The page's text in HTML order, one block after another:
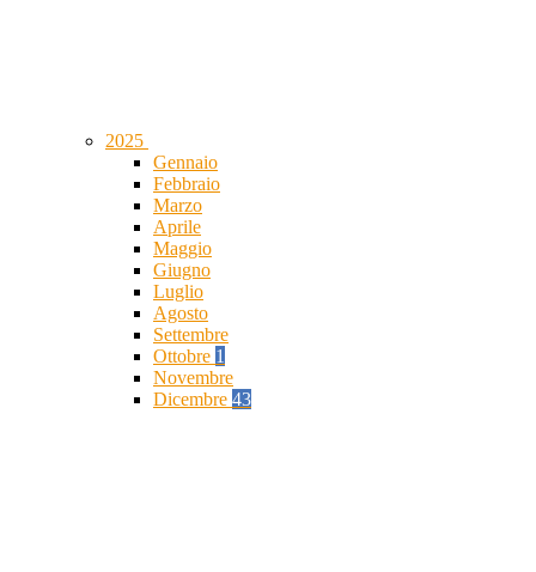
2025
Gennaio
Febbraio
Marzo
Aprile
Maggio
Giugno
Luglio
Agosto
Settembre
Ottobre 1
Novembre
Dicembre 43